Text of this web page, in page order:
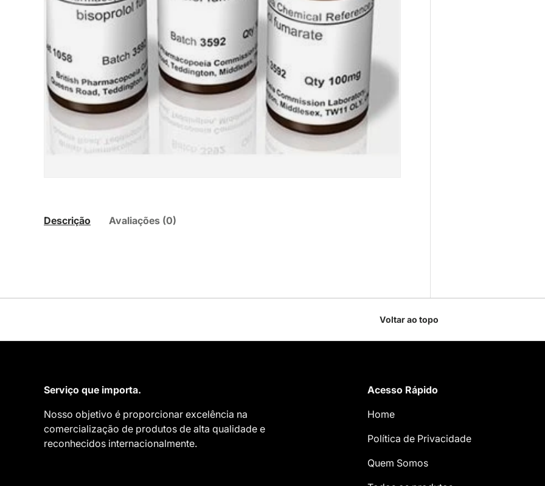
Descrição Avaliações (0)
Voltar ao topo
Serviço que importa.
Nosso objetivo é proporcionar excelência na
comercialização de produtos de alta qualidade e
reconhecidos internacionalmente.
Acesso Rápido
Home
Política de Privacidade
Quem Somos